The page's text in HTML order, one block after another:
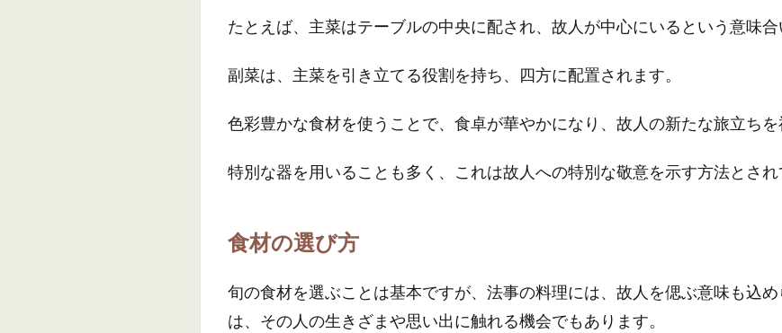
たとえば、主菜はテーブルの中央に配され、故人が中心にいるという意味合
副菜は、主菜を引き立てる役割を持ち、四方に配置されます。
色彩豊かな食材を使うことで、食卓が華やかになり、故人の新たな旅立ちを
特別な器を用いることも多く、これは故人への特別な敬意を示す方法とされ
食材の選び方
旬の食材を選ぶことは基本ですが、法事の料理には、故人を偲ぶ意味も込
は、その人の生きざまや思い出に触れる機会でもあります。